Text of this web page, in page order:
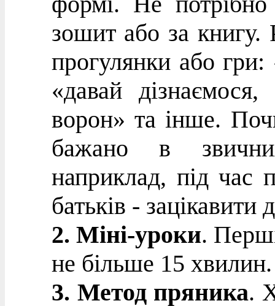
зошит або за книгу.
прогулянки або
«давай
ворон» та інше.
бажано в
наприклад, під час
батьків -
2. Міні-уроки.
не більше 15 хвилин.
3. Метод пряника.